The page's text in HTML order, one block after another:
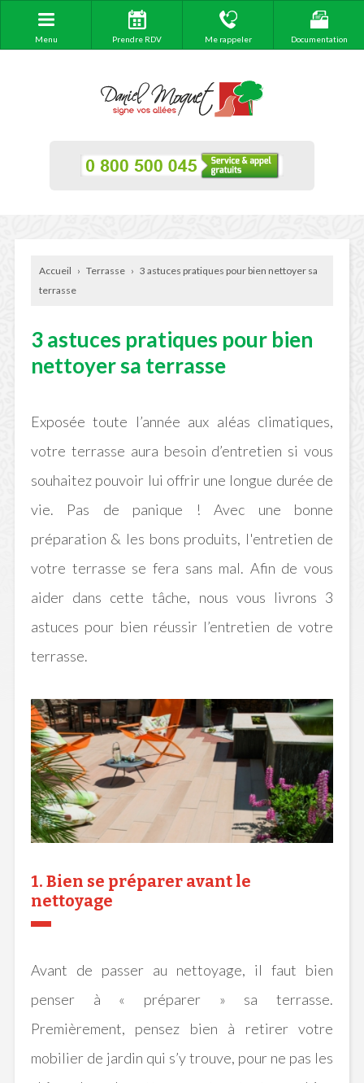
Menu Prendre RDV Me rappeler Documentation
Accueil › Terrasse › 3 astuces pratiques pour bien nettoyer sa
terrasse
3 astuces pratiques pour bien
nettoyer sa terrasse
Exposée toute l’année aux aléas climatiques,
votre terrasse aura besoin d’entretien si vous
souhaitez pouvoir lui offrir une longue durée de
vie. Pas de panique ! Avec une bonne
préparation & les bons produits, l'entretien de
votre terrasse se fera sans mal. Afin de vous
aider dans cette tâche, nous vous livrons 3
astuces pour bien réussir l’entretien de votre
terrasse.
1. Bien se préparer avant le
nettoyage
Avant de passer au nettoyage, il faut bien
penser à « préparer » sa terrasse.
Premièrement, pensez bien à retirer votre
mobilier de jardin qui s’y trouve, pour ne pas les